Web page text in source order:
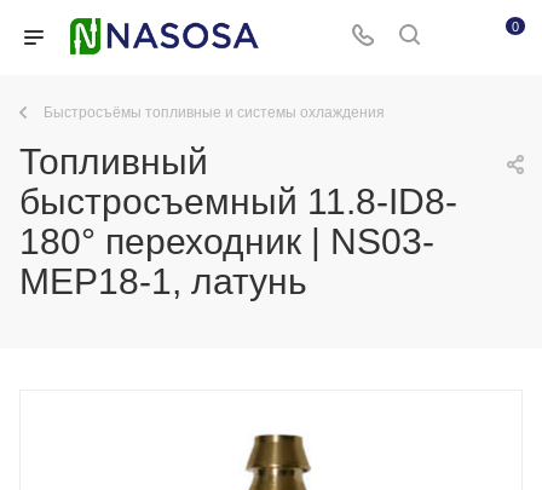
0
Быстросъёмы топливные и системы охлаждения
Топливный
быстросъемный 11.8-ID8-
180° переходник | NS03-
MEP18-1, латунь